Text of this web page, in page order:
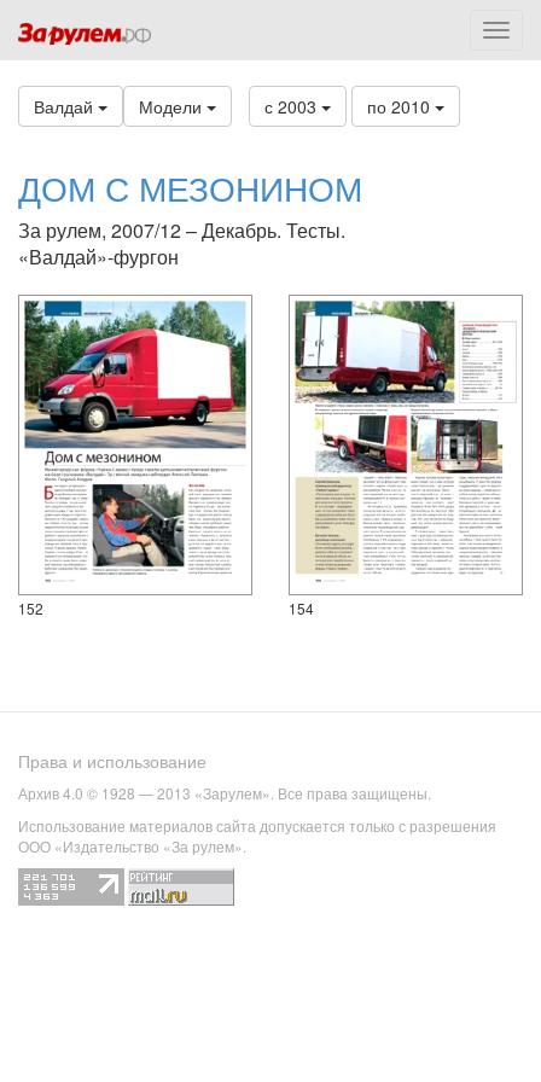
Валдай Модели с 2003 по 2010
ДОМ С МЕЗОНИНОМ
За рулем, 2007/12 – Декабрь. Тесты.
«Валдай»-фургон
152 154
Права и использование
Архив 4.0 © 1928 — 2013 «Зарулем». Все права защищены.
Использование материалов сайта допускается только с разрешения
ООО «Издательство «За рулем».